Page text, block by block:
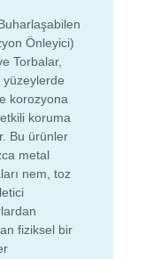
Önleyici)
Torbalar,
yüzeylerde
korozyona
koruma
Bu ürünler
metal
nem, toz
fiziksel bir